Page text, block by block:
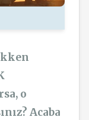
o
Acaba